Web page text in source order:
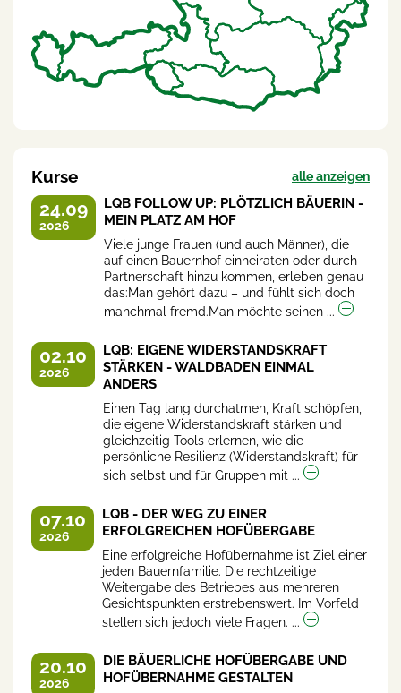
Kurse alle anzeigen
24.09
2026
LQB FOLLOW UP: PLÖTZLICH BÄUERIN -
MEIN PLATZ AM HOF
Viele junge Frauen (und auch Männer), die
auf einen Bauernhof einheiraten oder durch
Partnerschaft hinzu kommen, erleben genau
das:Man gehört dazu – und fühlt sich doch
manchmal fremd.Man möchte seinen ...
02.10
2026
LQB: EIGENE WIDERSTANDSKRAFT
STÄRKEN - WALDBADEN EINMAL
ANDERS
Einen Tag lang durchatmen, Kraft schöpfen,
die eigene Widerstandskraft stärken und
gleichzeitig Tools erlernen, wie die
persönliche Resilienz (Widerstandskraft) für
sich selbst und für Gruppen mit ...
07.10
2026
LQB - DER WEG ZU EINER
ERFOLGREICHEN HOFÜBERGABE
Eine erfolgreiche Hofübernahme ist Ziel einer
jeden Bauernfamilie. Die rechtzeitige
Weitergabe des Betriebes aus mehreren
Gesichtspunkten erstrebenswert. Im Vorfeld
stellen sich jedoch viele Fragen. ...
20.10
2026
DIE BÄUERLICHE HOFÜBERGABE UND
HOFÜBERNAHME GESTALTEN